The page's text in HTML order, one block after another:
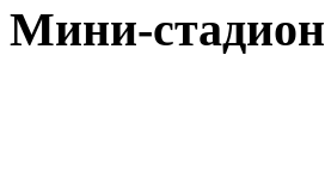
Мини-стадион